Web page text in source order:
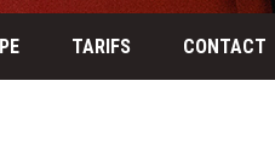
TARIFS CONTACT